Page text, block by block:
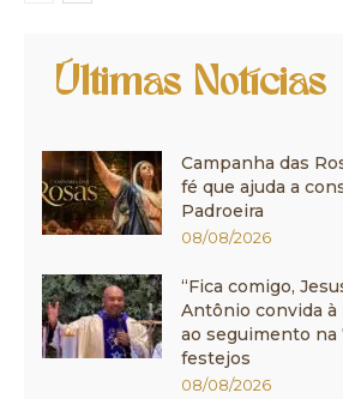
Últimas Notícias
Campanha das
fé que ajuda a
Padroeira
08/08/2026
“Fica comigo,
Antônio convida à
ao seguimento na
festejos
08/08/2026